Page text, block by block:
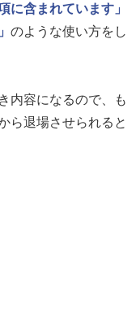
に含まれています」
のような使い方をし
内容になるので、も
ら退場させられると